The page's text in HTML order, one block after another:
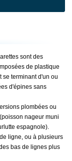
sont des
de plastique
se terminant d'un ou
d'épines sans
plombées ou
nageur muni
espagnole).
ligne, ou à plusieurs
bas de lignes plus